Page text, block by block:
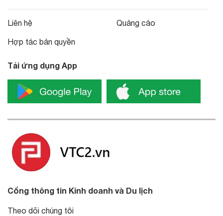
Liên hệ
Hợp tác bản quyền
Quảng cáo
Tải ứng dụng App
Cổng thông tin Kinh doanh và Du lịch
Theo dõi chúng tôi